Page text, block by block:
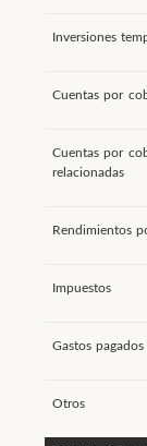
Inversiones
Cuentas por
Cuentas por
relacionadas
Rendimientos
Impuestos
Gastos
Otros